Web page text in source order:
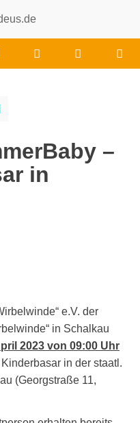
WÜNSCHE/
SIE
–
in
e.V. der
in Schalkau
2023 von 09:00 Uhr
in der staatl.
(Georgstraße 11,